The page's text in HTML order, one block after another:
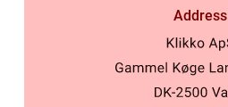
Address